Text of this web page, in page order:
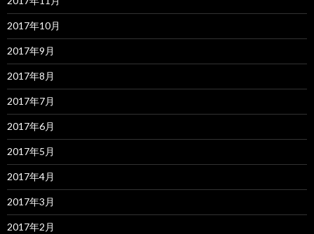
2017年10月
2017年9月
2017年8月
2017年7月
2017年6月
2017年5月
2017年4月
2017年3月
2017年2月